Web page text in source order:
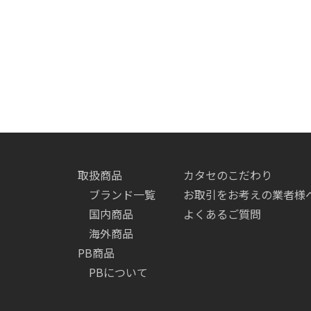
取扱商品
ブランド一覧
国内商品
海外商品
PB商品
PBについて
カタセのこだわり
お取引をお考えの業者様
よくあるご質問